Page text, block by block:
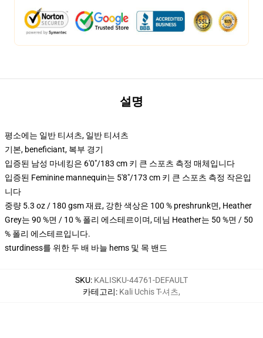
설명
평소에는 일반 티셔츠, 일반 티셔츠
기본, beneficiant, 복부 경기
입증된 남성 마네킹은 6'0"/183 cm 키 큰 스포츠 측정 매체입니다
입증된 Feminine mannequin는 5'8"/173 cm 키 큰 스포츠 측정 작은입
니다
중량 5.3 oz / 180 gsm 재료, 강한 색상은 100 % preshrunk면, Heather
Grey는 90 %면 / 10 % 폴리 에스테르이며, 데님 Heather는 50 %면 / 50
% 폴리 에스테르입니다.
sturdiness를 위한 두 배 바늘 hems 및 목 밴드
SKU: KALISKU-44761-DEFAULT
카테고리: Kali Uchis T-셔츠,